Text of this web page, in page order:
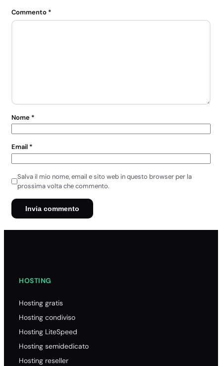
Commento *
Nome *
Email *
Salva il mio nome, email e sito web in questo browser per la
prossima volta che commento.
HOSTING
Hosting gratis
Hosting condiviso
Hosting LiteSpeed
Hosting semidedicato
Hosting reseller